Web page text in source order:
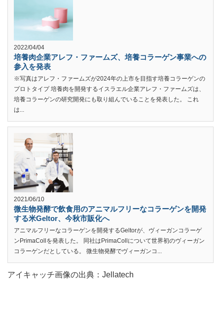
2022/04/04
培養肉企業アレフ・ファームズ、培養コラーゲン事業への
参入を発表
※写真はアレフ・ファームズが2024年の上市を目指す培養コラーゲンの
プロトタイプ 培養肉を開発するイスラエル企業アレフ・ファームズは、
培養コラーゲンの研究開発にも取り組んでいることを発表した。 これ
は...
2021/06/10
微生物発酵で飲食用のアニマルフリーなコラーゲンを開発
する米Geltor、今秋市販化へ
アニマルフリーなコラーゲンを開発するGeltorが、ヴィーガンコラーゲ
ンPrimaCollを発表した。 同社はPrimaCollについて世界初のヴィーガン
コラーゲンだとしている。 微生物発酵でヴィーガンコ...
アイキャッチ画像の出典：Jellatech